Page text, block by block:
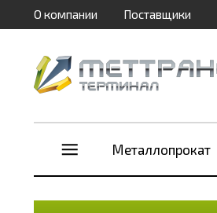
О компании Поставщики
Металлопрокат